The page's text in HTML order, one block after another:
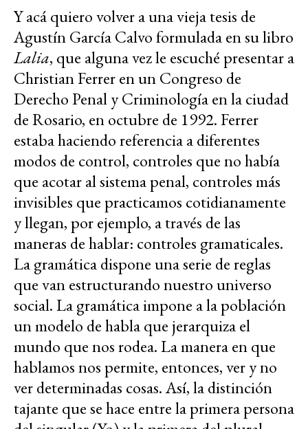
Y acá quiero volver a una vieja tesis de
Agustín García Calvo formulada en su libro
Lalia, que alguna vez le escuché presentar a
Christian Ferrer en un Congreso de
Derecho Penal y Criminología en la ciudad
de Rosario, en octubre de 1992. Ferrer
estaba haciendo referencia a diferentes
modos de control, controles que no había
que acotar al sistema penal, controles más
invisibles que practicamos cotidianamente
y llegan, por ejemplo, a través de las
maneras de hablar: controles gramaticales.
La gramática dispone una serie de reglas
que van estructurando nuestro universo
social. La gramática impone a la población
un modelo de habla que jerarquiza el
mundo que nos rodea. La manera en que
hablamos nos permite, entonces, ver y no
ver determinadas cosas. Así, la distinción
tajante que se hace entre la primera persona